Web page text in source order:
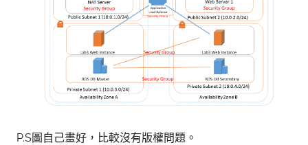
P.S圖自己畫好，比較沒有版權問題。